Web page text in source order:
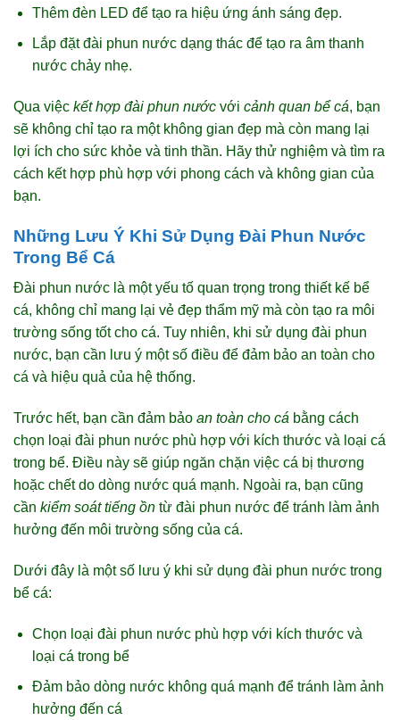
Thêm đèn LED để tạo ra hiệu ứng ánh sáng đẹp.
Lắp đặt đài phun nước dạng thác để tạo ra âm thanh
nước chảy nhẹ.
Qua việc kết hợp đài phun nước với cảnh quan bể cá, bạn
sẽ không chỉ tạo ra một không gian đẹp mà còn mang lại
lợi ích cho sức khỏe và tinh thần. Hãy thử nghiệm và tìm ra
cách kết hợp phù hợp với phong cách và không gian của
bạn.
Những Lưu Ý Khi Sử Dụng Đài Phun Nước
Trong Bể Cá
Đài phun nước là một yếu tố quan trọng trong thiết kế bể
cá, không chỉ mang lại vẻ đẹp thẩm mỹ mà còn tạo ra môi
trường sống tốt cho cá. Tuy nhiên, khi sử dụng đài phun
nước, bạn cần lưu ý một số điều để đảm bảo an toàn cho
cá và hiệu quả của hệ thống.
Trước hết, bạn cần đảm bảo an toàn cho cá bằng cách
chọn loại đài phun nước phù hợp với kích thước và loại cá
trong bể. Điều này sẽ giúp ngăn chặn việc cá bị thương
hoặc chết do dòng nước quá mạnh. Ngoài ra, bạn cũng
cần kiểm soát tiếng ồn từ đài phun nước để tránh làm ảnh
hưởng đến môi trường sống của cá.
Dưới đây là một số lưu ý khi sử dụng đài phun nước trong
bể cá:
Chọn loại đài phun nước phù hợp với kích thước và
loại cá trong bể
Đảm bảo dòng nước không quá mạnh để tránh làm ảnh
hưởng đến cá